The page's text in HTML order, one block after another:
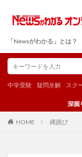
「Newsがわかる」とは？
中学受験 疑問氷解 スク
深掘
HOME 縄跳び